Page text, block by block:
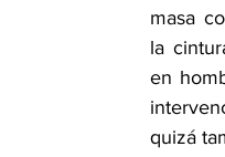
masa
la
en
quizá